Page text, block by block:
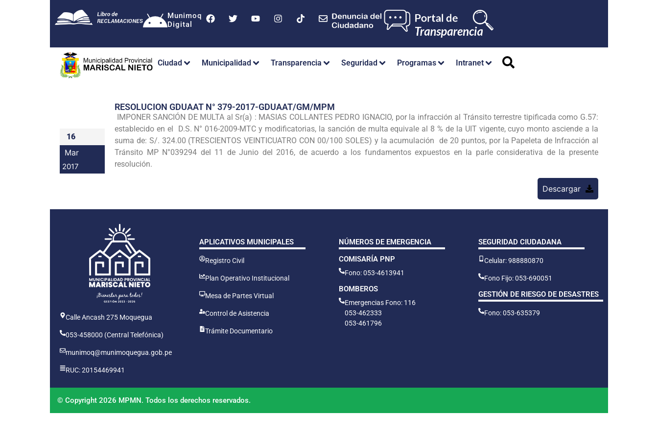
Munimoq
Digital
Ciudad Municipalidad Transparencia Seguridad Programas Intranet
16
Mar
2017
RESOLUCION GDUAAT N° 379-2017-GDUAAT/GM/MPM
IMPONER SANCIÓN DE MULTA al Sr(a) : MASIAS COLLANTES PEDRO IGNACIO, por la infracción al Tránsito terrestre tipificada como G.57:
establecido en el D.S. N° 016-2009-MTC y modificatorias, la sanción de multa equivale al 8 % de la UIT vigente, cuyo monto asciende a la
suma de: S/. 324.00 (TRESCIENTOS VEINTICUATRO CON 00/100 SOLES) y la acumulación de 20 puntos, por la Papeleta de Infracción al
Tránsito MP N°039294 del 11 de Junio del 2016, de acuerdo a los fundamentos expuestos en la parle considerativa de la presente
resolución.
Descargar
Calle Ancash 275 Moquegua
053-458000 (Central Telefónica)
munimoq@munimoquegua.gob.pe
RUC: 20154469941
APLICATIVOS MUNICIPALES
Registro Civil
Plan Operativo Institucional
Mesa de Partes Virtual
Control de Asistencia
Trámite Documentario
NÚMEROS DE EMERGENCIA
COMISARÍA PNP
Fono: 053-4613941
BOMBEROS
Emergencias Fono: 116
053-462333
053-461796
SEGURIDAD CIUDADANA
Celular: 988880870
Fono Fijo: 053-690051
GESTIÓN DE RIESGO DE DESASTRES
Fono: 053-635379
© Copyright 2026 MPMN. Todos los derechos reservados.